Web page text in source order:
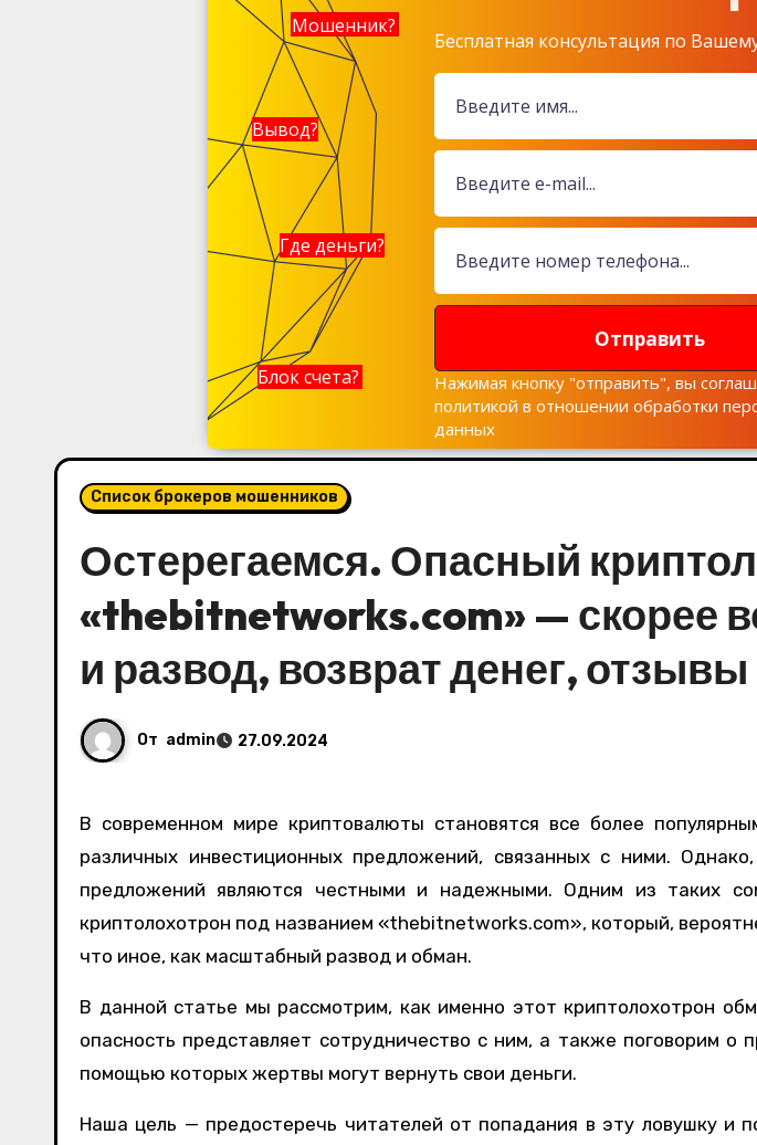
Бесплатная консультация по
Мошенник?
Вывод?
Где деньги?
Блок счета?
Отправить
Нажимая кнопку "отправить", вы
политикой в отношении обработки
данных
Список брокеров мошенников
Остерегаемся. Опасный
«thebitnetworks.com» — скорее
и развод, возврат денег, отзывы
От admin 27.09.2024
В современном мире криптовалюты становятся все более популярными, и с этим возрастает число
различных инвестиционных предложений, связанных с ними.
предложений являются честными и надежными. Одним из таких
криптолохотрон под названием «thebitnetworks.com», который,
что иное, как масштабный развод и обман.
В данной статье мы рассмотрим, как именно этот криптолохотрон
опасность представляет сотрудничество с ним, а также поговорим о
помощью которых жертвы могут вернуть свои деньги.
Наша цель — предостеречь читателей от попадания в эту ловушку и